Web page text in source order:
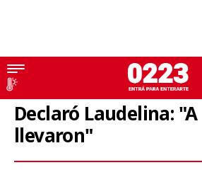
Caso Loan
Declaró Laudelina:
llevaron"